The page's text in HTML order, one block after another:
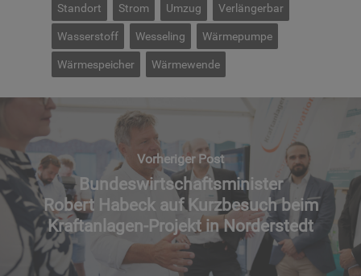
Standort Strom Umzug Verlängerbar
Wasserstoff Wesseling Wärmepumpe
Wärmespeicher Wärmewende
Vorheriger Post
Bundeswirtschaftsminister
Robert Habeck auf Kurzbesuch beim
Kraftanlagen-Projekt in Norderstedt